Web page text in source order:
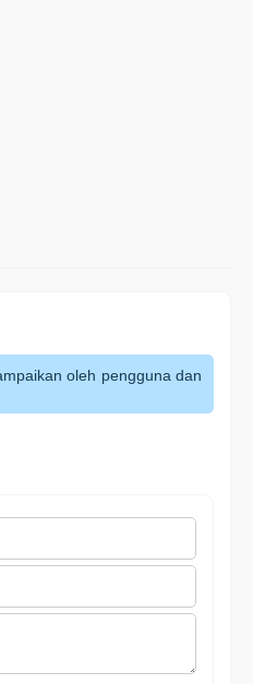
oleh pengguna dan